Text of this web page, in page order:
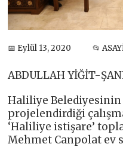
📅 Eylül 13, 2020 📂
ABDULLAH YİĞİT-
Haliliye
projelendirdiği
‘Haliliye istişare’
Mehmet Canpolat ev